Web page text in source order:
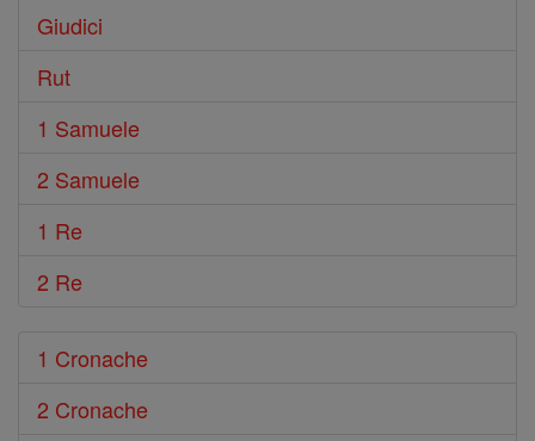
Giudici
Rut
1 Samuele
2 Samuele
1 Re
2 Re
1 Cronache
2 Cronache